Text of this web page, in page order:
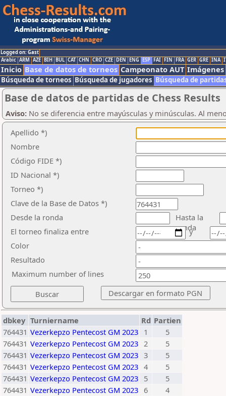
Logged on: Gast
Arabic ARM AZE BIH BUL CAT CHN CRO CZE DEN ENG ESP FAI FIN FRA GER GRE INA
Inicio Base de datos de torneos Campeonato AUT Imágenes
Búsqueda de torneos Búsqueda de jugadores Búsqueda de
Base de datos de partidas de Chess Results
Aviso: No se diferencia entre mayúsculas y minúsculas. Al
Apellido *)
Nombre
Código FIDE *)
ID Nacional *)
Torneo *)
Clave de la Base de Datos *)
Desde la ronda
Hasta la
ronda
El torneo finaliza entre
Color
Resultado
y
Maximum number of lines
dbkey Turniername Rd Partien
764431 Vezerkepzo Pentecost GM 2023 1
5
764431 Vezerkepzo Pentecost GM 2023 2
5
764431 Vezerkepzo Pentecost GM 2023 3
5
764431 Vezerkepzo Pentecost GM 2023 4
5
764431 Vezerkepzo Pentecost GM 2023 5
5
764431 Vezerkepzo Pentecost GM 2023 6
4